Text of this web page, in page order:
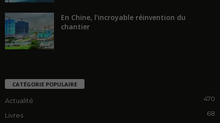
En Chine, l’incroyable réinvention du
chantier
CATÉGORIE POPULAIRE
Actualité 470
Livres 68